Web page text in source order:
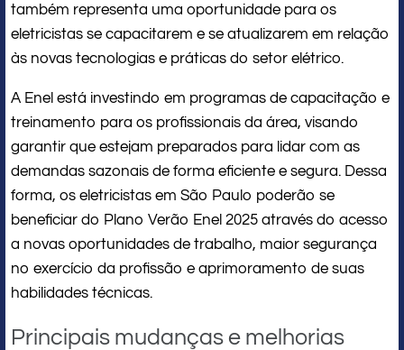
também representa uma oportunidade para os
eletricistas se capacitarem e se atualizarem em relação
às novas tecnologias e práticas do setor elétrico.
A Enel está investindo em programas de capacitação e
treinamento para os profissionais da área, visando
garantir que estejam preparados para lidar com as
demandas sazonais de forma eficiente e segura. Dessa
forma, os eletricistas em São Paulo poderão se
beneficiar do Plano Verão Enel 2025 através do acesso
a novas oportunidades de trabalho, maior segurança
no exercício da profissão e aprimoramento de suas
habilidades técnicas.
Principais mudanças e melhorias